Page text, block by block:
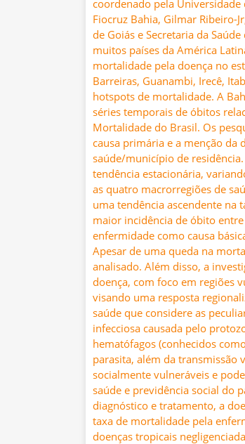
coordenado pela
Fiocruz Bahia, Gilmar Ribeiro-
de Goiás e Secretaria da
muitos países da América
mortalidade pela doença no
Barreiras, Guanambi, Irecê,
hotspots de mortalidade. A
séries temporais de óbitos
Mortalidade do Brasil. Os
causa primária e a menção da
saúde/município de
tendência estacionária,
as quatro macrorregiões de
uma tendência ascendente
maior incidência de óbito
enfermidade como causa
Apesar de uma queda na
analisado. Além disso, a
doença, com foco em regiões
visando uma resposta
saúde que considere as
infecciosa causada pelo
hematófagos (conhecidos
parasita, além da transmissão
socialmente vulneráveis e
saúde e previdência social do
diagnóstico e tratamento, a
taxa de mortalidade pela
doenças tropicais